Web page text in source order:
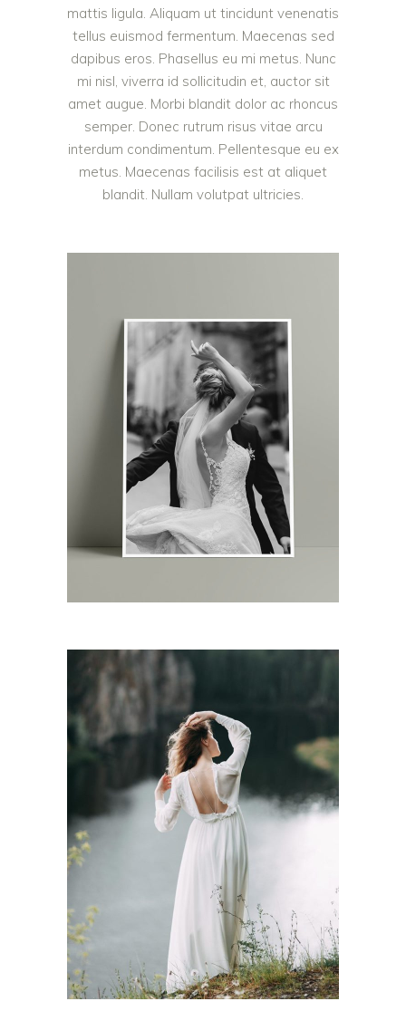
mattis ligula. Aliquam ut tincidunt venenatis
tellus euismod fermentum. Maecenas sed
dapibus eros. Phasellus eu mi metus. Nunc
mi nisl, viverra id sollicitudin et, auctor sit
amet augue. Morbi blandit dolor ac rhoncus
semper. Donec rutrum risus vitae arcu
interdum condimentum. Pellentesque eu ex
metus. Maecenas facilisis est at aliquet
blandit. Nullam volutpat ultricies.